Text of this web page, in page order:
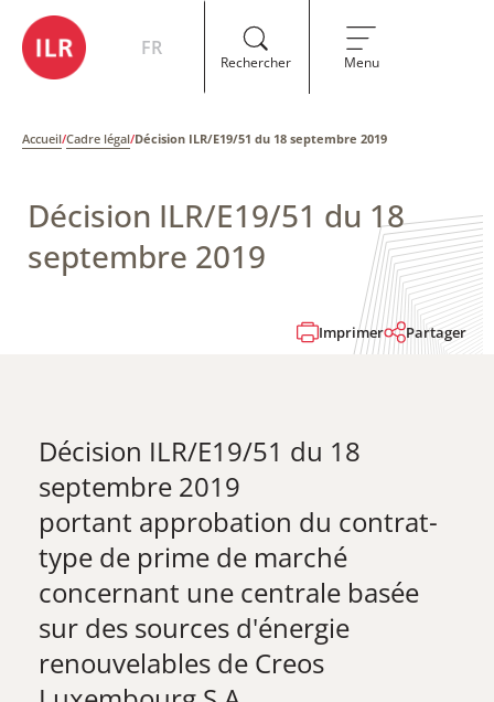
FR
Rechercher Menu
Accueil/Cadre légal/Décision ILR/E19/51 du 18 septembre 2019
Décision ILR/E19/51 du 18
septembre 2019
Imprimer Partager
Décision ILR/E19/51 du 18
septembre 2019
​portant approbation du contrat-
type de prime de marché
concernant une centrale basée
sur des sources d'énergie
renouvelables de Creos